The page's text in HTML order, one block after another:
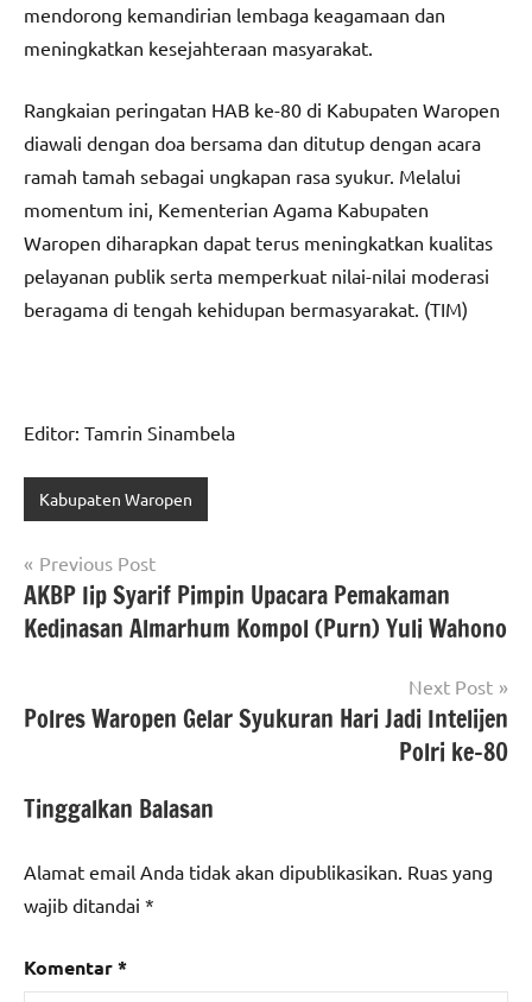
mendorong kemandirian lembaga keagamaan dan
meningkatkan kesejahteraan masyarakat.
Rangkaian peringatan HAB ke-80 di Kabupaten Waropen
diawali dengan doa bersama dan ditutup dengan acara
ramah tamah sebagai ungkapan rasa syukur. Melalui
momentum ini, Kementerian Agama Kabupaten
Waropen diharapkan dapat terus meningkatkan kualitas
pelayanan publik serta memperkuat nilai-nilai moderasi
beragama di tengah kehidupan bermasyarakat. (TIM)
Editor: Tamrin Sinambela
Kabupaten Waropen
Navigasi
pos
Previous Post
AKBP Iip Syarif Pimpin Upacara Pemakaman
Kedinasan Almarhum Kompol (Purn) Yuli Wahono
Next Post
Polres Waropen Gelar Syukuran Hari Jadi Intelijen
Polri ke-80
Tinggalkan Balasan
Alamat email Anda tidak akan dipublikasikan. Ruas yang
wajib ditandai *
Komentar*